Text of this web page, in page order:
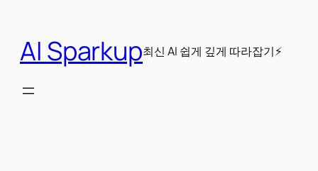
AI Sparkup최신 AI 쉽게 깊게 따라잡기⚡